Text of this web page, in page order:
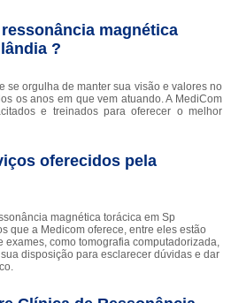
magnética
?
se orgulha de manter sua visão e valores no
os anos em que vem atuando. A MediCom
e treinados para oferecer o melhor
oferecidos pela
magnética torácica em Sp
que a Medicom oferece, entre eles estão
exames, como tomografia computadorizada,
disposição para esclarecer dúvidas e dar